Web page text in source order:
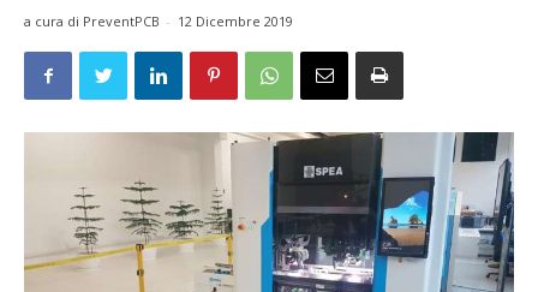
a cura di PreventPCB - 12 Dicembre 2019